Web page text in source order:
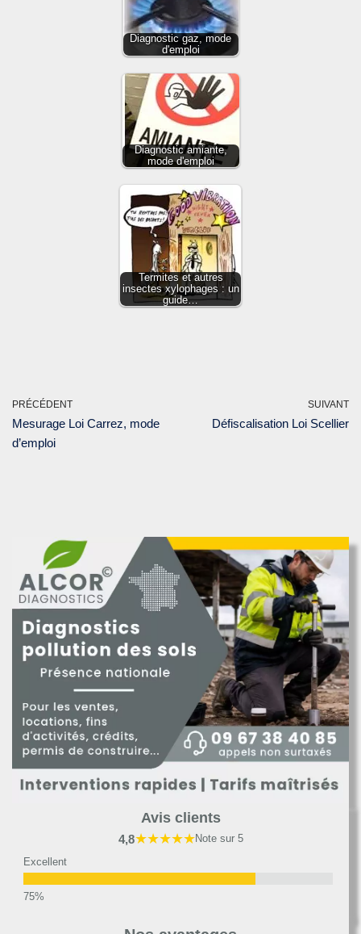
Diagnostic gaz, mode
d'emploi
Diagnostic amiante,
mode d'emploi
Termites et autres
insectes xylophages : un
guide…
PRÉCÉDENT
Mesurage Loi Carrez, mode
d’emploi
SUIVANT
Défiscalisation Loi Scellier
Avis clients
4,8★★★★★Note sur 5
Excellent